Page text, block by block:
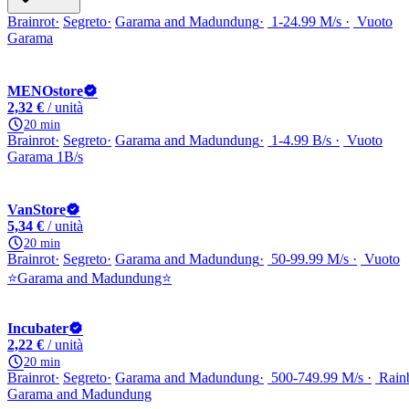
Brainrot Segreto Garama and Madundung 1-24.99 M/s
Vuoto
Garama
MENOstore
2,32 € / unità
20 min
Brainrot Segreto Garama and Madundung 1-4.99 B/s
Vuoto
Garama 1B/s
VanStore
5,34 € / unità
20 min
Brainrot Segreto Garama and Madundung 50-99.99 M/s
Vuoto
⭐Garama and Madundung⭐
Incubater
2,22 € / unità
20 min
Brainrot Segreto Garama and Madundung 500-749.99 M/s
Garama and Madundung